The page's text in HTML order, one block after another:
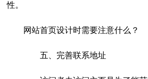
性。
网站首页设计时需要注意什么？
五、完善联系地址